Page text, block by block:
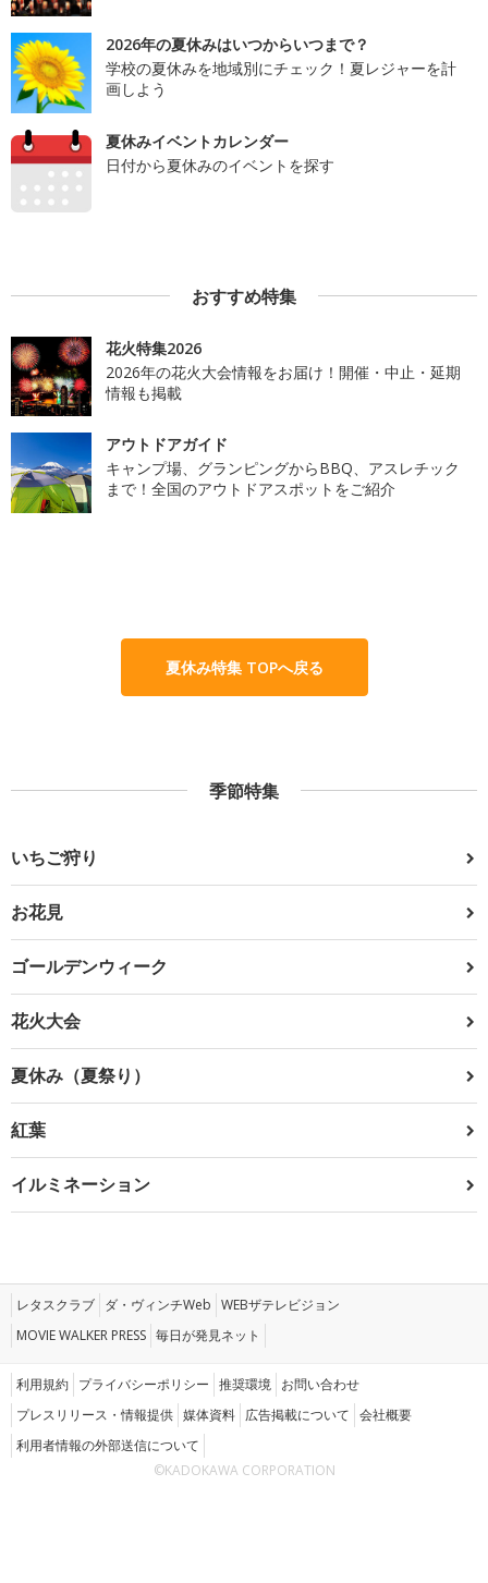
2026年の夏休みはいつからいつまで？
学校の夏休みを地域別にチェック！夏レジャーを計
画しよう
夏休みイベントカレンダー
日付から夏休みのイベントを探す
おすすめ特集
花火特集2026
2026年の花火大会情報をお届け！開催・中止・延期
情報も掲載
アウトドアガイド
キャンプ場、グランピングからBBQ、アスレチック
まで！全国のアウトドアスポットをご紹介
夏休み特集 TOPへ戻る
季節特集
いちご狩り
お花見
ゴールデンウィーク
花火大会
夏休み（夏祭り）
紅葉
イルミネーション
レタスクラブ ダ・ヴィンチWeb WEBザテレビジョン
MOVIE WALKER PRESS 毎日が発見ネット
利用規約 プライバシーポリシー 推奨環境 お問い合わせ
プレスリリース・情報提供 媒体資料 広告掲載について 会社概要
利用者情報の外部送信について
©KADOKAWA CORPORATION